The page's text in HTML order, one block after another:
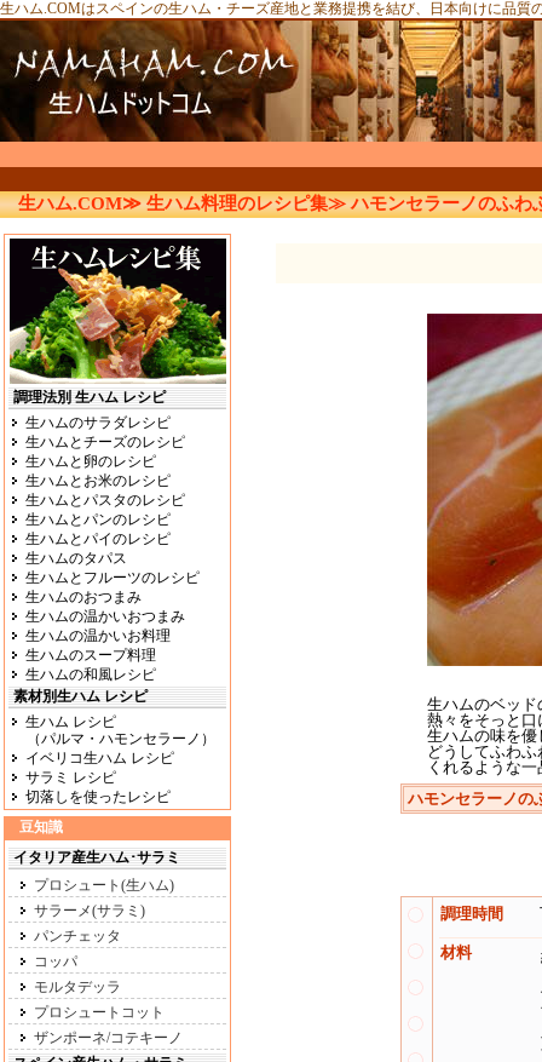
生ハム.COMはスペインの生ハム・チーズ産地と業務提携を結び、日本向けに品
生ハム.COM≫ 生ハム料理のレシピ集≫ ハモンセラーノのふわ
調理法別 生ハム レシピ
生ハムのサラダレシピ
生ハムとチーズのレシピ
生ハムと卵のレシピ
生ハムとお米のレシピ
生ハムとパスタのレシピ
生ハムとパンのレシピ
生ハムとパイのレシピ
生ハムのタパス
生ハムとフルーツのレシピ
生ハムのおつまみ
生ハムの温かいおつまみ
生ハムの温かいお料理
生ハムのスープ料理
生ハムの和風レシピ
素材別生ハム レシピ
生ハム レシピ
（パルマ・ハモンセラーノ）
イベリコ生ハム レシピ
サラミ レシピ
切落しを使ったレシピ
豆知識
イタリア産生ハム･サラミ
プロシュート(生ハム)
サラーメ(サラミ)
パンチェッタ
コッパ
モルタデッラ
プロシュートコット
ザンポーネ/コテキーノ
生ハムのベッ
熱々をそっと
生ハムの味を
どうしてふわ
くれるような
ハモンセラーノの
調理時間
材料